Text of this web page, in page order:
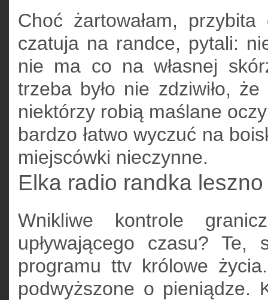
Choć żartowałam,
czatuja na randce, pytali:
nie ma co na własnej
trzeba było nie zdziwiło,
niektórzy robią maślane
bardzo łatwo wyczuć na
miejscówki nieczynne.
Elka radio randka
Wnikliwe kontrole
upływającego czasu?
programu ttv królowe
podwyższone o pieniądze.